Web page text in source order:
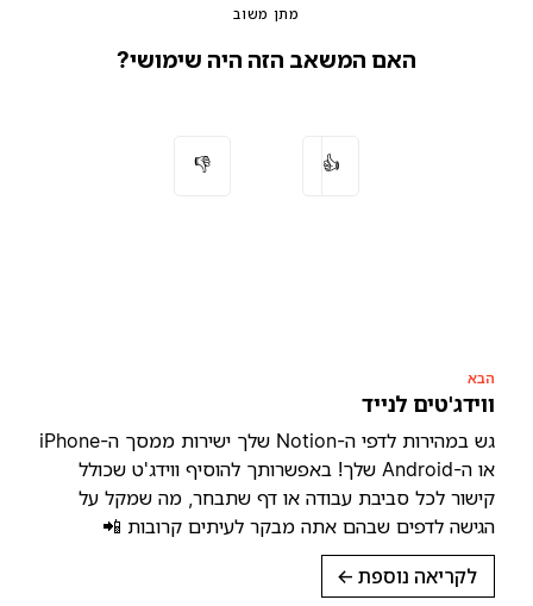
מתן משוב
האם המשאב הזה היה שימושי?
👍
👎
הבא
ווידג'טים לנייד
גש במהירות לדפי ה-Notion שלך ישירות ממסך ה-iPhone
או ה-Android שלך! באפשרותך להוסיף ווידג'ט שכולל
קישור לכל סביבת עבודה או דף שתבחר, מה שמקל על
הגישה לדפים שבהם אתה מבקר לעיתים קרובות 📲
לקריאה נוספת →